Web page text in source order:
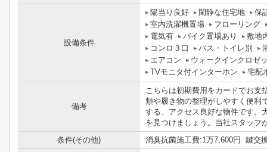
設備条件
陽当り良好 閑静な住宅地
保
室内洗濯機置場
フローリング
電気有
バイク置場あり
敷地
コンロ３口
バス・トイレ別
エアコン
ウォークインクロゼ
TVモニタ付インターホン
宅配
備考
こちらは初期費用をカードでお支
類や履き物の整理がしやすく便利
する、アクセス良好な物件です。
を見つけましょう。当社スタッフ
条件(その他)
消臭抗菌施工費:1万7,600円 鍵交